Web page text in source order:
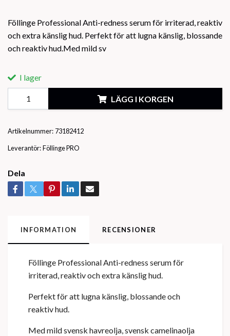
Föllinge Professional Anti-redness serum för irriterad, reaktiv
och extra känslig hud. Perfekt för att lugna känslig, blossande
och reaktiv hud.Med mild sv
I lager
LÄGG I KORGEN
Artikelnummer: 73182412
Leverantör:Föllinge PRO
Dela
INFORMATION RECENSIONER
Föllinge Professional Anti-redness serum för
irriterad, reaktiv och extra känslig hud.
Perfekt för att lugna känslig, blossande och
reaktiv hud.
Med mild svensk havreolja, svensk camelinaolja